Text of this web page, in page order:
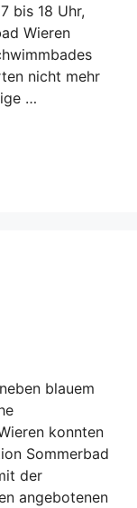
bis 18 Uhr,
Wieren
nicht mehr
…
blauem
konnten
Sommerbad
der
angebotenen